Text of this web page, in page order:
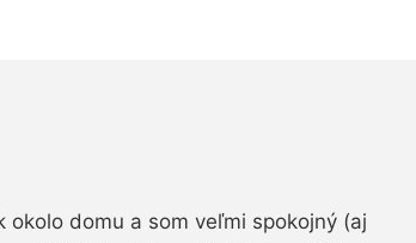
domu a som veľmi spokojný (aj